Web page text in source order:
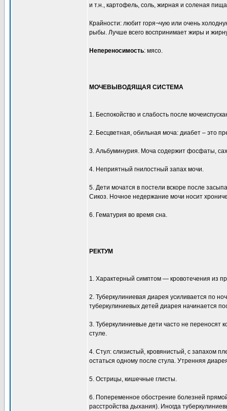
и т.н., картофель, соль, жирная и соленая
Крайности: любит горя¬чую или очень
рыбы. Лучше всего воспринимает жиры и
Непереносимость: мясо.
МОЧЕВЫВОДЯЩАЯ СИСТЕМА
1. Беспокойство и слабость после
2. Бесцветная, обильная моча: диабет – это
3. Альбуминурия. Моча содержит фосфаты,
4. Неприятный гнилостный запах мочи.
5. Дети мочатся в постели вскоре после
Сикоз. Ночное недержание мочи носит
6. Гематурия во время сна.
РЕКТУМ
1. Характерный симптом — кровотечения из
2. Туберкулиниевая диарея усиливается по
туберкулиниевых детей диарея начинается
3. Туберкулиниевые дети часто не переносят
стуле.
4. Стул: слизистый, кровянистый, с запахом
остаться одному после стула. Утренняя
5. Острицы, кишечные глисты.
6. Попеременное обострение болезней
расстройства дыхания). Иногда